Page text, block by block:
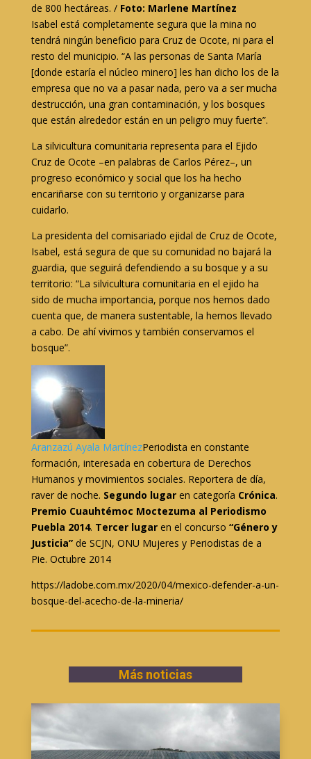
de 800 hectáreas. / Foto: Marlene Martínez
Isabel está completamente segura que la mina no
tendrá ningún beneficio para Cruz de Ocote, ni para el
resto del municipio. “A las personas de Santa María
[donde estaría el núcleo minero] les han dicho los de la
empresa que no va a pasar nada, pero va a ser mucha
destrucción, una gran contaminación, y los bosques
que están alrededor están en un peligro muy fuerte”.
La silvicultura comunitaria representa para el Ejido
Cruz de Ocote –en palabras de Carlos Pérez–, un
progreso económico y social que los ha hecho
encariñarse con su territorio y organizarse para
cuidarlo.
La presidenta del comisariado ejidal de Cruz de Ocote,
Isabel, está segura de que su comunidad no bajará la
guardia, que seguirá defendiendo a su bosque y a su
territorio: “La silvicultura comunitaria en el ejido ha
sido de mucha importancia, porque nos hemos dado
cuenta que, de manera sustentable, la hemos llevado
a cabo. De ahí vivimos y también conservamos el
bosque”.
Aranzazú Ayala MartínezPeriodista en constante
formación, interesada en cobertura de Derechos
Humanos y movimientos sociales. Reportera de día,
raver de noche. Segundo lugaren categoría Crónica.
Premio Cuauhtémoc Moctezuma al Periodismo
Puebla 2014. Tercer lugaren el concurso “Género y
Justicia”de SCJN, ONU Mujeres y Periodistas de a
Pie. Octubre 2014
https://ladobe.com.mx/2020/04/mexico-defender-a-un-
bosque-del-acecho-de-la-mineria/
Más noticias